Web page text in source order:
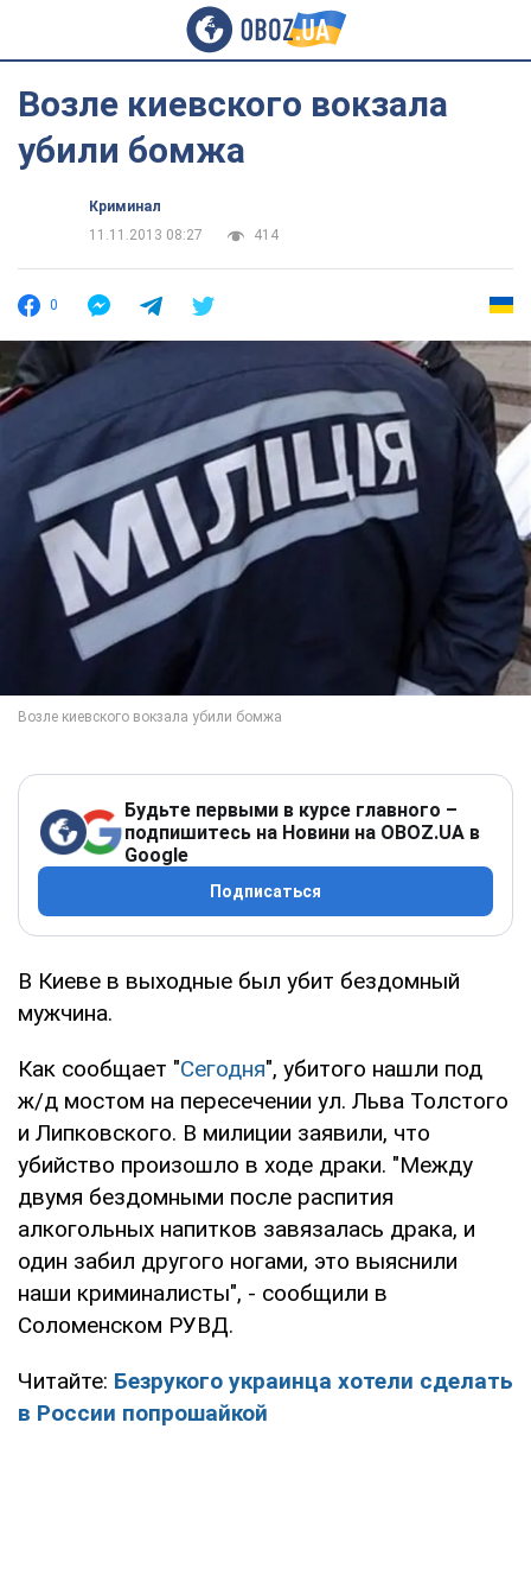
Возле киевского вокзала
убили бомжа
Криминал
11.11.2013 08:27
414
0
Будьте первыми в курсе главного –
подпишитесь на Новини на OBOZ.UA в
Google
Подписаться
В Киеве в выходные был убит бездомный
мужчина.
Как сообщает "Сегодня", убитого нашли под
ж/д мостом на пересечении ул. Льва Толстого
и Липковского. В милиции заявили, что
убийство произошло в ходе драки. "Между
двумя бездомными после распития
алкогольных напитков завязалась драка, и
один забил другого ногами, это выяснили
наши криминалисты", - сообщили в
Соломенском РУВД.
Читайте: Безрукого украинца хотели сделать
в России попрошайкой